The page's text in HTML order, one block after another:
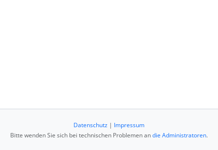
Datenschutz | Impressum
Bitte wenden Sie sich bei technischen Problemen andie Administratoren.